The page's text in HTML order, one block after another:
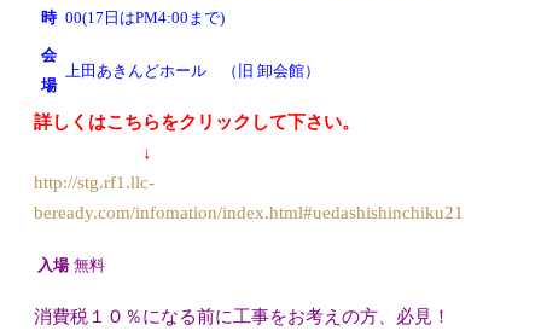
時 00(17日はPM4:00まで)
会
場
上田あきんどホール （旧 卸会館）
詳しくはこちらをクリックして下さい。
↓
http://stg.rf1.llc-
beready.com/infomation/index.html#uedashishinchiku21
入場 無料
消費税１０％になる前に工事をお考えの方、必見！